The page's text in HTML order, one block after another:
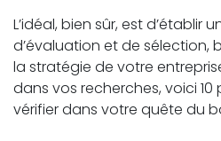
L’idéal, bien sûr, est d’établir
d’évaluation et de sélection,
la stratégie de votre
dans vos recherches, voici 10
vérifier dans votre quête du